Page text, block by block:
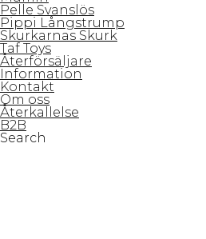
Pelle Svanslös
Pippi Långstrump
Skurkarnas Skurk
Taf Toys
Återförsäljare
Information
Kontakt
Om oss
Återkallelse
B2B
Search